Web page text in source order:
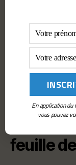
jours/semaines/
pas que je suis
qu’il est temps
d’explorer, de
de votre vie »
4. La
feuille
En application du
vous pouvez